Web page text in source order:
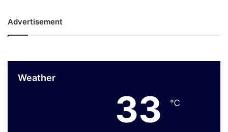
Advertisement
Weather
33 ℃